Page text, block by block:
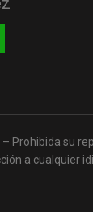
Prohibida su
a cualquier